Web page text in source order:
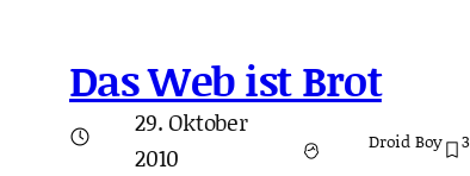
Das Web ist Brot
29. Oktober
2010
Droid Boy 3